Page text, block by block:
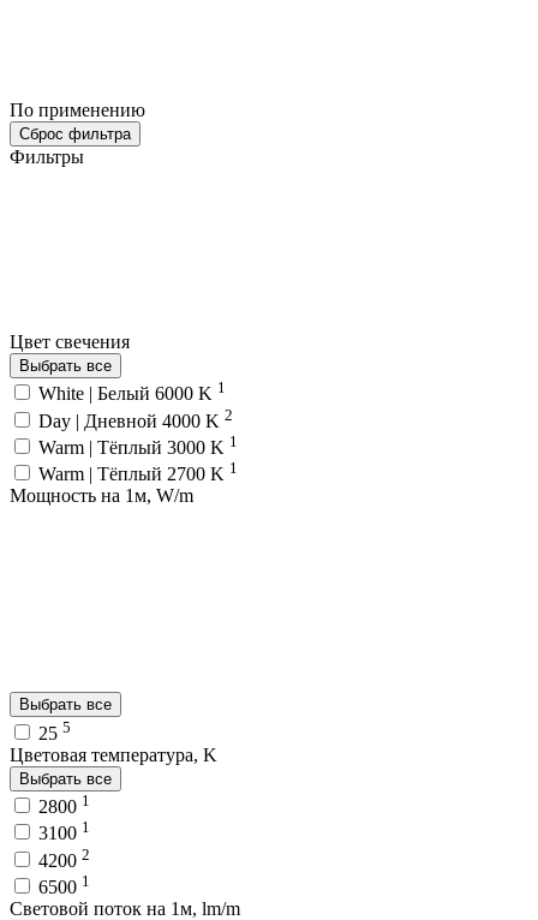
По применению
Сброс фильтра
Фильтры
Цвет свечения
Выбрать все
White | Белый 6000 K 1
Day | Дневной 4000 K 2
Warm | Тёплый 3000 K 1
Warm | Тёплый 2700 K 1
Мощность на 1м, W/m
Выбрать все
25 5
Цветовая температура, K
Выбрать все
2800 1
3100 1
4200 2
6500 1
Световой поток на 1м, lm/m